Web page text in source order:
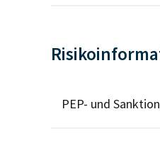
PEP- und